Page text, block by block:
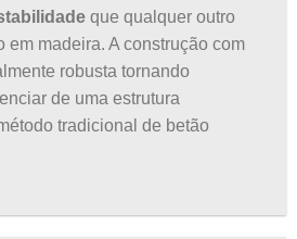
que qualquer outro
em madeira. A construção com
robusta tornando
de uma estrutura
tradicional de betão